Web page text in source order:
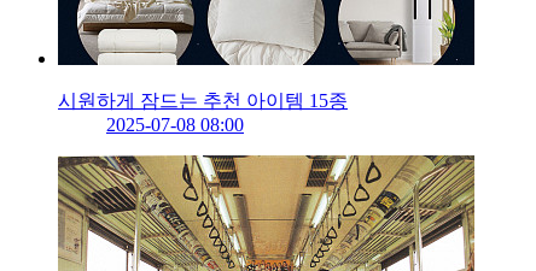
시원하게 잠드는 추천 아이템 15종
2025-07-08 08:00